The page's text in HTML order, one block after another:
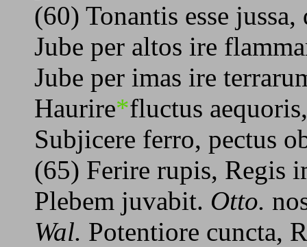
(60) Tonantis esse
Jube per altos ire
Jube per imas ire
Haurire*fluctus
Subjicere ferro, pectus
(65) Ferire rupis, Regis
Plebem juvabit. Otto.
Wal. Potentiore cuncta,